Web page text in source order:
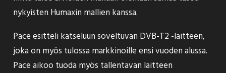
nykyisten Humaxin mallien kanssa.
Pace esittelikatseluun soveltuvan DVB-T2 -laitteen,
joka on myös tulossa markkinoille ensi vuoden alussa.
Pace aikoo tuoda myös tallentavan laitteen